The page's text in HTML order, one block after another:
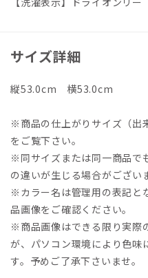
サイズ詳細
縦53.0cm 横53.0cm
※商品の仕上がりサイズ（出
をご覧下さい。
※同サイズまたは同一商品で
の違いが生じる場合がござい
※カラー名は管理用の表記と
品画像をご確認ください。
※商品画像はできる限り実際
が、パソコン環境により色味
す。予めご了承下さいませ。